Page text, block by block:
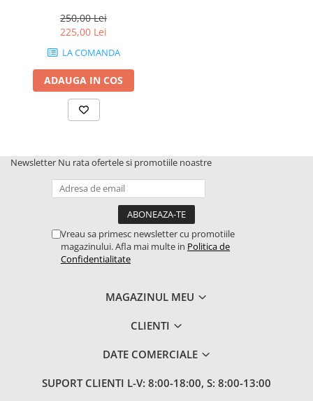
250,00 Lei
225,00 Lei
LA COMANDA
ADAUGA IN COS
Newsletter Nu rata ofertele si promotiile noastre
Vreau sa primesc newsletter cu promotiile
magazinului. Afla mai multe in Politica de
Confidentialitate
MAGAZINUL MEU
CLIENTI
DATE COMERCIALE
SUPORT CLIENTI L-V: 8:00-18:00, S: 8:00-13:00